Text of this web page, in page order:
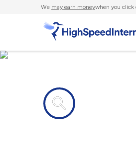
We may earn moneywhen you click